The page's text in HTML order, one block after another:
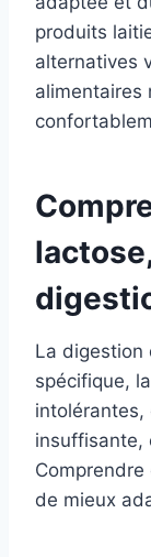
produits
alternatives
alimentaires
La digestion
spécifique,
insuffisante,
de mieux